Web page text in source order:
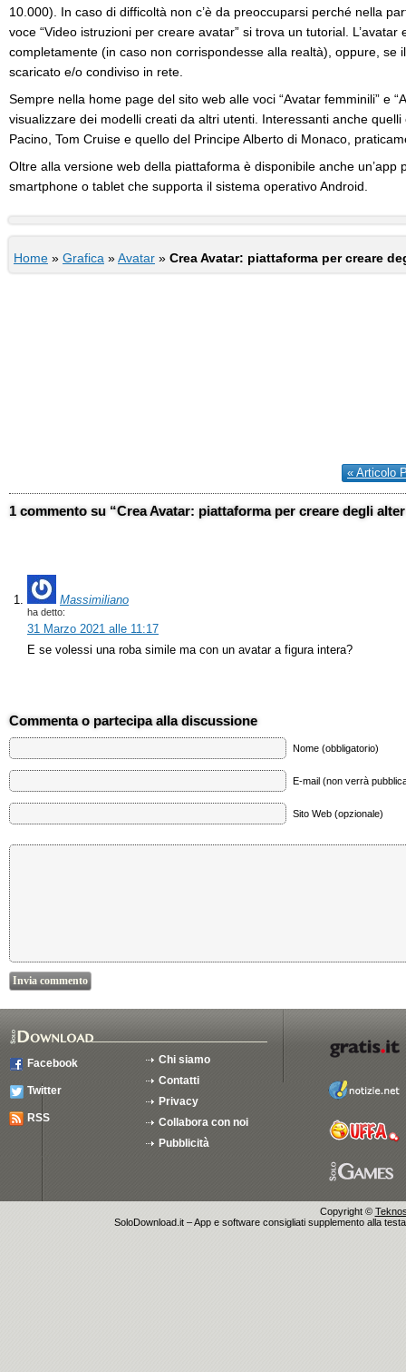
10.000). In caso di difficoltà non c’è da preoccuparsi perché nella
voce “Video istruzioni per creare avatar” si trova un tutorial.
completamente (in caso non corrispondesse alla realtà), oppure, se
scaricato e/o condiviso in rete.
Sempre nella home page del sito web alle voci “Avatar femminili” e
visualizzare dei modelli creati da altri utenti. Interessanti anche
Pacino, Tom Cruise e quello del Principe Alberto di Monaco,
Oltre alla versione web della piattaforma è disponibile anche un’app
smartphone o tablet che supporta il sistema operativo Android.
Home » Grafica »Avatar » Crea Avatar: piattaforma per creare
« Articolo
1 commento su “Crea Avatar: piattaforma per creare degli
Massimiliano
ha detto:
31 Marzo 2021 alle 11:17
E se volessi una roba simile ma con un avatar a figura intera?
Commenta o partecipa alla discussione
Nome (obbligatorio)
E-mail (non verrà
Sito Web (opzionale)
Facebook
Twitter
RSS
Chi siamo
Contatti
Privacy
Collabora con noi
Pubblicità
Copyright ©
SoloDownload.it – App e software consigliati supplemento alla